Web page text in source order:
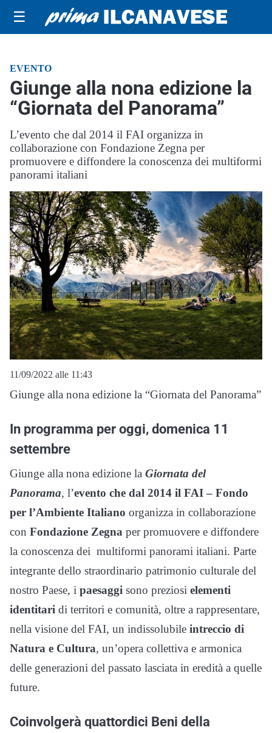
☰
EVENTO
Giunge alla nona edizione la
“Giornata del Panorama”
L’evento che dal 2014 il FAI organizza in
collaborazione con Fondazione Zegna per
promuovere e diffondere la conoscenza dei multiformi
panorami italiani
11/09/2022 alle 11:43
Giunge alla nona edizione la “Giornata del Panorama”
In programma per oggi, domenica 11
settembre
Giunge alla nona edizione la Giornata del
Panorama, l’evento che dal 2014 il FAI – Fondo
per l’Ambiente Italiano organizza in collaborazione
con Fondazione Zegna per promuovere e diffondere
la conoscenza dei multiformi panorami italiani. Parte
integrante dello straordinario patrimonio culturale del
nostro Paese, i paesaggi sono preziosi elementi
identitari di territori e comunità, oltre a rappresentare,
nella visione del FAI, un indissolubile intreccio di
Natura e Cultura, un’opera collettiva e armonica
delle generazioni del passato lasciata in eredità a quelle
future.
Coinvolgerà quattordici Beni della